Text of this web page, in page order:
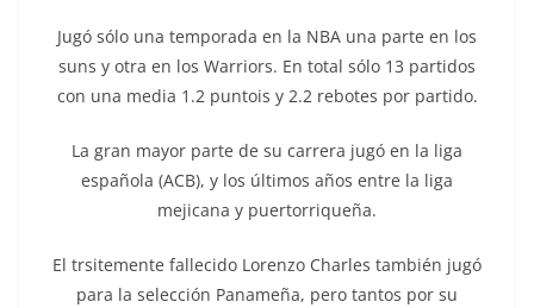
Jugó sólo una temporada en la NBA una parte en los
suns y otra en los Warriors. En total sólo 13 partidos
con una media 1.2 puntois y 2.2 rebotes por partido.
La gran mayor parte de su carrera jugó en la liga
española (ACB), y los últimos años entre la liga
mejicana y puertorriqueña.
El trsitemente fallecido Lorenzo Charles también jugó
para la selección Panameña, pero tantos por su